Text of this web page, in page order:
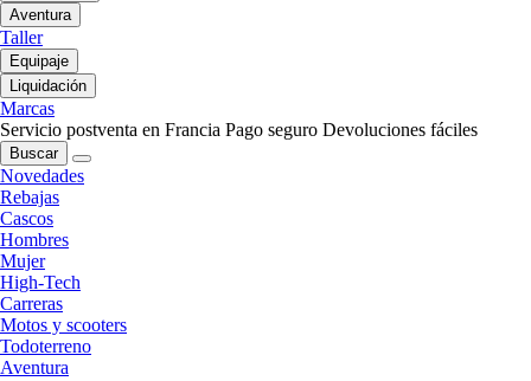
Aventura
Taller
Equipaje
Liquidación
Marcas
Servicio postventa en Francia Pago seguro Devoluciones fáciles
Buscar
Novedades
Rebajas
Cascos
Hombres
Mujer
High-Tech
Carreras
Motos y scooters
Todoterreno
Aventura